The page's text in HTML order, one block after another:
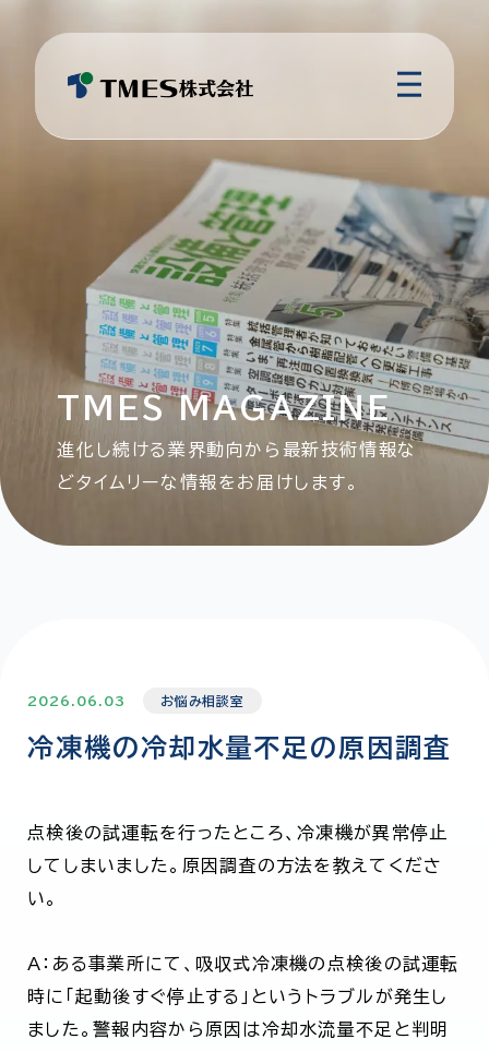
TMES MAGAZINE
進化し続ける業界動向から最新技術情報な
どタイムリーな情報をお届けします。
2026.06.03 お悩み相談室
冷凍機の冷却水量不足の原因調査
点検後の試運転を行ったところ、冷凍機が異常停止
してしまいました。原因調査の方法を教えてくださ
い。
A：ある事業所にて、吸収式冷凍機の点検後の試運転
時に「起動後すぐ停止する」というトラブルが発生し
ました。警報内容から原因は冷却水流量不足と判明